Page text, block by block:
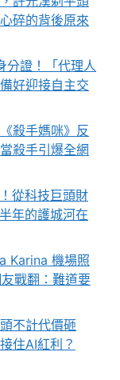
碎的背後原來
分證！「代理人
好迎接自主交
殺手媽咪》反
殺手引爆全網
從科技巨頭財
年的護城河在
Karina 機場照
戰翻：難道要
不計代價砸
住AI紅利？